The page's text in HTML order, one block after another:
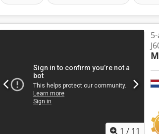
1 / 11